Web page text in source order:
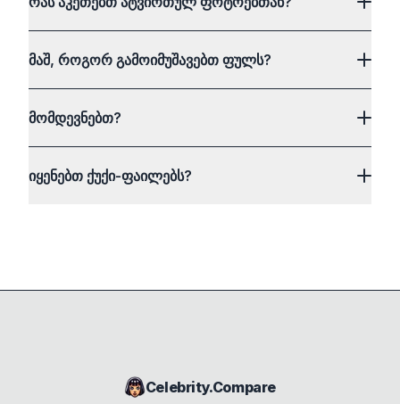
მაშ, როგორ გამოიმუშავებთ ფულს?
მომდევნებთ?
იყენებთ ქუქი-ფაილებს?
Celebrity.Compare